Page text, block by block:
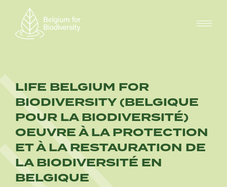
content
LIFE BELGIUM FOR
BIODIVERSITY (BELGIQUE
POUR LA BIODIVERSITÉ)
OEUVRE À LA PROTECTION
ET À LA RESTAURATION DE
LA BIODIVERSITÉ EN
BELGIQUE